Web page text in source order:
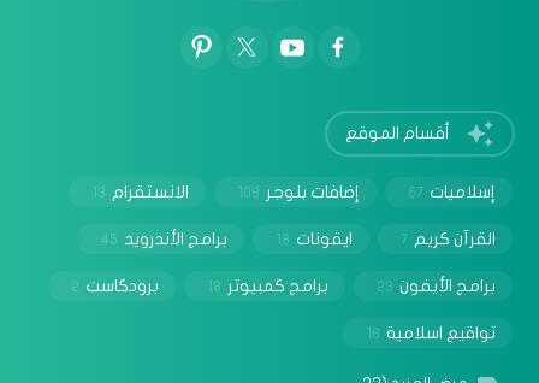
أقسام الموقع
إسلاميات 67 إضافات بلوجر 108 الانستقرام 13
القرآن كريم 7 ايقونات 18 برامج الأندرويد 45
برامج الأيفون 23 برامج كمبيوتر 18 برودكاست 2
تواقيع اسلامية 18